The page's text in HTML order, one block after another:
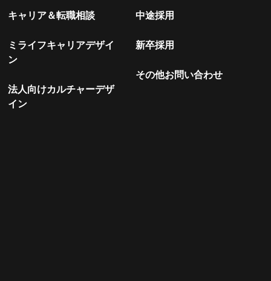
キャリア＆転職相談
ミライフキャリアデザイ
ン
法人向けカルチャーデザ
イン
中途採用
新卒採用
その他お問い合わせ